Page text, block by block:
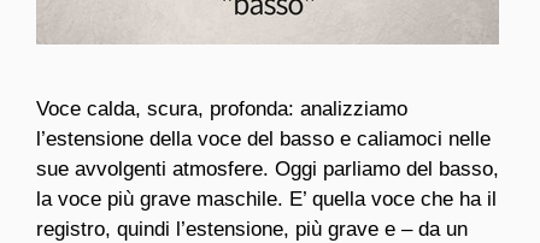
Voce calda, scura, profonda: analizziamo
l’estensione della voce del basso e caliamoci nelle
sue avvolgenti atmosfere. Oggi parliamo del basso,
la voce più grave maschile. E’ quella voce che ha il
registro, quindi l’estensione, più grave e – da un